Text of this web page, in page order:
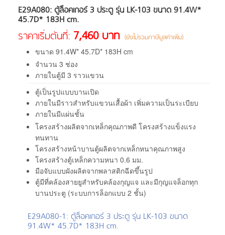
E29A080: ตู้ล็อคเกอร์ 3 ประตู รุ่น LK-103 ขนาด 91.4W*
45.7D* 183H cm.
ราคาเริ่มต้นที่: 7,460 บาท (ยังไม่รวมภาษีมูลค่าเพิ่ม)
ขนาด 91.4W* 45.7D* 183H cm
จำนวน 3 ช่อง
ภายในตู้มี 3 ราวแขวน
ตู้เป็นรูปแบบบานเปิด
ภายในมีราวสำหรับแขวนเสื้อผ้า เพิ่มความเป็นระเบียบ
ภายในมีแผ่นชั้น
โครงสร้างผลิตจากเหล็กคุณภาพดี โครงสร้างแข็งแรง
ทนทาน
โครงสร้างหน้าบานตู้ผลิตจากเหล็กหนาคุณภาพสูง
โครงสร้างตู้เหล็กความหนา 0.6 มม.
มือจับแบบผังผลิตจากพลาสติกฉีดขึ้นรูป
ตู้มีที่คล้องสายยูสำหรับคล้องกุญแจ และมีกุญแจล็อกทุก
บานประตู (ระบบการล็อกแบบ 2 ชั้น)
E29A080-1: ตู้ล็อคเกอร์ 3 ประตู รุ่น LK-103 ขนาด
91.4W* 45.7D* 183H cm.